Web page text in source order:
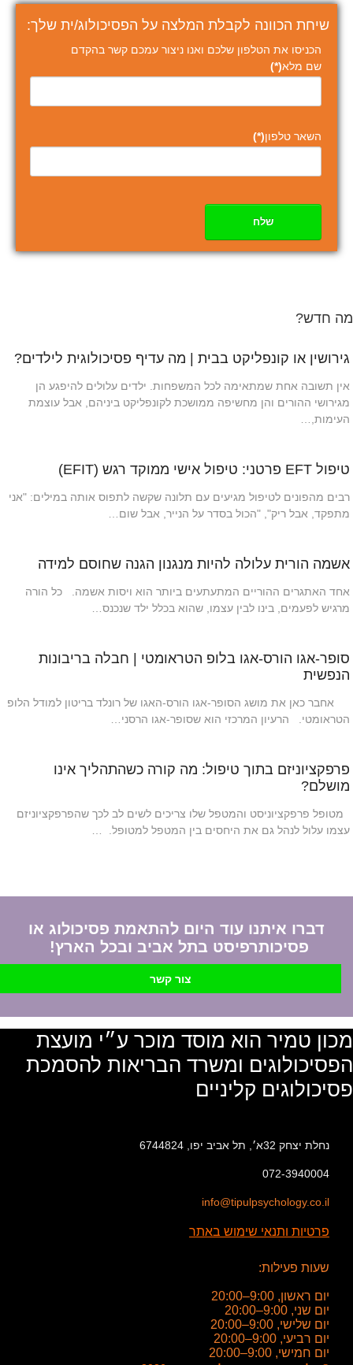
שיחת הכוונה לקבלת המלצה על הפסיכולוג/ית שלך:
הכניסו את הטלפון שלכם ואנו ניצור עמכם קשר בהקדם
שם מלא(*)
השאר טלפון(*)
שלח
מה חדש?
גירושין או קונפליקט בבית | מה עדיף פסיכולוגית לילדים?
אין תשובה אחת שמתאימה לכל המשפחות. ילדים עלולים להיפגע הן
מגירושי ההורים והן מחשיפה ממושכת לקונפליקט ביניהם, אבל עוצמת
העימות,…
טיפול EFT פרטני: טיפול אישי ממוקד רגש (EFIT)
רבים מהפונים לטיפול מגיעים עם תלונה שקשה לתפוס אותה במילים: "אני
מתפקד, אבל ריק", "הכול בסדר על הנייר, אבל שום…
אשמה הורית עלולה להיות מנגנון הגנה שחוסם למידה
אחד האתגרים ההוריים המתעתעים ביותר הוא ויסות אשמה. כל הורה
מרגיש לפעמים, בינו לבין עצמו, שהוא בכלל ילד שנכנס…
סופר-אגו הורס-אגו בלופ הטראומטי | חבלה בריבונות
הנפשית
אחבר כאן את מושג הסופר-אגו הורס-האגו של רונלד בריטון למודל הלופ
הטראומטי. הרעיון המרכזי הוא שסופר-אגו הרסני…
פרפקציוניזם בתוך טיפול: מה קורה כשהתהליך אינו
מושלם?
מטופל פרפקציוניסט והמטפל שלו צריכים לשים לב לכך שהפרפקציוניזם
עצמו עלול לנהל גם את היחסים בין המטפל למטופל. …
דברו איתנו עוד היום להתאמת פסיכולוג או
פסיכותרפיסט בתל אביב ובכל הארץ!
צור קשר
מכון טמיר הוא מוסד מוכר ע״י מועצת
הפסיכולוגים ומשרד הבריאות להסמכת
פסיכולוגים קליניים
נחלת יצחק 32א׳, תל אביב יפו, 6744824
072-3940004
info@tipulpsychology.co.il
פרטיות ותנאי שימוש באתר
שעות פעילות:
יום ראשון, 9:00–20:00
יום שני, 9:00–20:00
יום שלישי, 9:00–20:00
יום רביעי, 9:00–20:00
יום חמישי, 9:00–20:00